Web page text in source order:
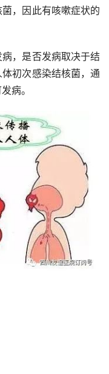
，因此有咳嗽症状的
，是否发病取决于结
初次感染结核菌，通
病。